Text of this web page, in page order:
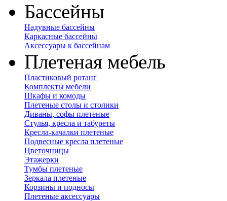
Бассейны
Надувные бассейны
Каркасные бассейны
Аксессуары к бассейнам
Плетеная мебель
Пластиковый ротанг
Комплекты мебели
Шкафы и комоды
Плетеные столы и столики
Диваны, софы плетеные
Стулья, кресла и табуреты
Кресла-качалки плетеные
Подвесные кресла плетеные
Цветочницы
Этажерки
Тумбы плетеные
Зеркала плетеные
Корзины и подносы
Плетеные аксессуары